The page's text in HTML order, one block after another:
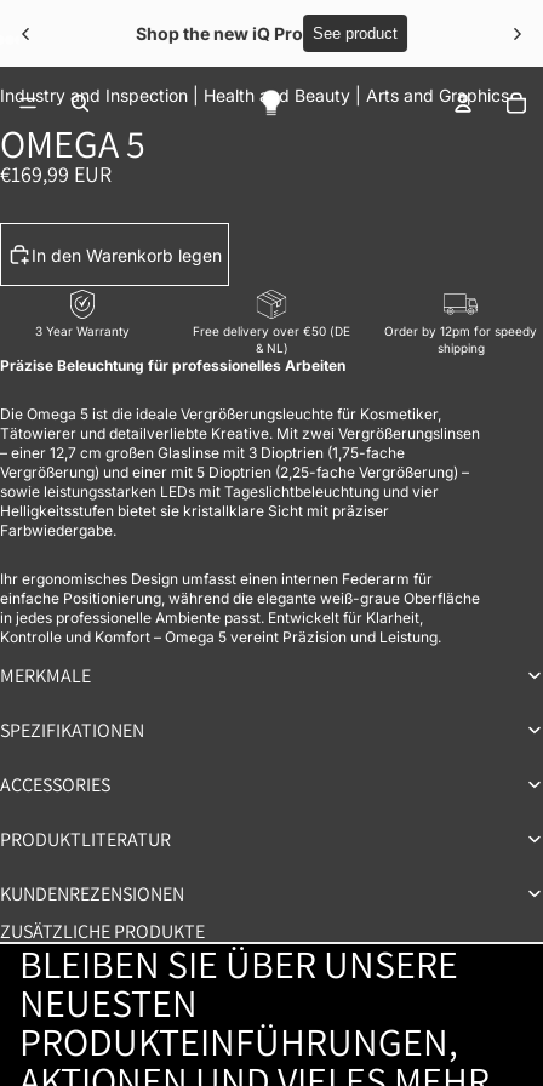
Shop the new iQ Pro See product
Industry and Inspection | Health and Beauty | Arts and Graphics
OMEGA 5
€169,99 EUR
In den Warenkorb legen
3 Year Warranty
Free delivery over €50 (DE
& NL)
Order by 12pm for speedy
shipping
Präzise Beleuchtung für professionelles Arbeiten
Die Omega 5 ist die ideale Vergrößerungsleuchte für Kosmetiker,
Tätowierer und detailverliebte Kreative. Mit zwei Vergrößerungslinsen
– einer 12,7 cm großen Glaslinse mit 3 Dioptrien (1,75-fache
Vergrößerung) und einer mit 5 Dioptrien (2,25-fache Vergrößerung) –
sowie leistungsstarken LEDs mit Tageslichtbeleuchtung und vier
Helligkeitsstufen bietet sie kristallklare Sicht mit präziser
Farbwiedergabe.
Ihr ergonomisches Design umfasst einen internen Federarm für
einfache Positionierung, während die elegante weiß-graue Oberfläche
in jedes professionelle Ambiente passt. Entwickelt für Klarheit,
Kontrolle und Komfort – Omega 5 vereint Präzision und Leistung.
MERKMALE
SPEZIFIKATIONEN
ACCESSORIES
PRODUKTLITERATUR
KUNDENREZENSIONEN
ZUSÄTZLICHE PRODUKTE
BLEIBEN SIE ÜBER UNSERE
NEUESTEN
PRODUKTEINFÜHRUNGEN,